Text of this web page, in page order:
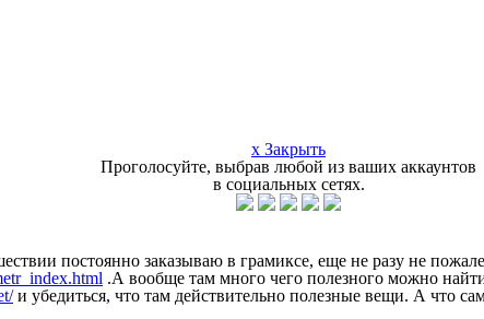
x Закрыть
Проголосуйте, выбрав любой из ваших аккаунтов
в социальных сетях.
постоянно заказываю в грамиксе, еще не разу не
.А вообще там много чего полезного можно
и убедиться, что там действительно полезные вещи. А что